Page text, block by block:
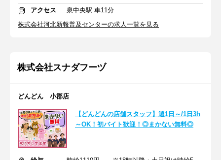
アクセス
泉中央駅 車11分
株式会社河北新報普及センターの求人一覧を見る
株式会社スナダフーヅ
どんどん 小郡店
【どんどんの店舗スタッフ】週1日～/1日3h
～OK！初バイト歓迎！◎まかない無料◎